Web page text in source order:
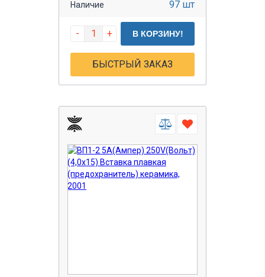
Наличие 97 шт
- + В КОРЗИНУ!
БЫСТРЫЙ ЗАКАЗ